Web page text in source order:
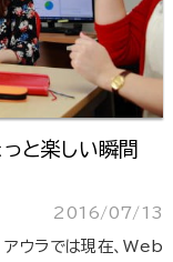
と楽しい瞬間
2016/07/13
アウラでは現在、Web